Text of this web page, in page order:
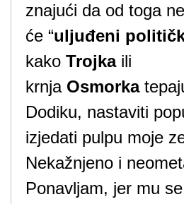
znajući da od toga
će “uljuđeni
kako Trojkaili
krnja Osmorka
Dodiku, nastaviti
izjedati pulpu moje
Nekažnjeno i
Ponavljam, jer mu